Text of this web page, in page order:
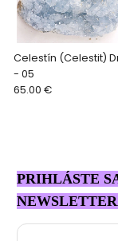
Celestín (Celestit)
- 05
65.00 €
PRIHLÁSTE